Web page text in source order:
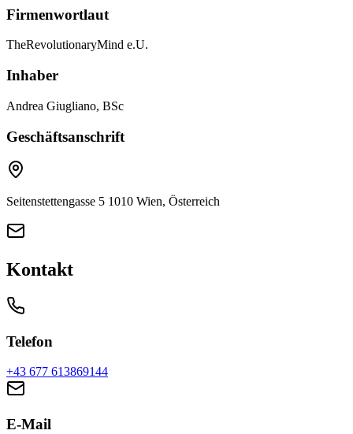
Firmenwortlaut
TheRevolutionaryMind e.U.
Inhaber
Andrea Giugliano, BSc
Geschäftsanschrift
Seitenstettengasse 5 1010 Wien, Österreich
Kontakt
Telefon
+43 677 613869144
E-Mail